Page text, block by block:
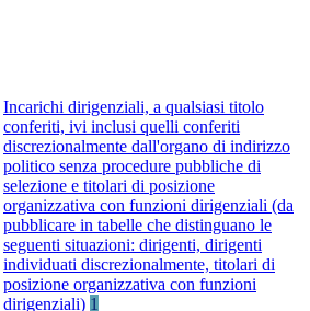
Incarichi dirigenziali, a qualsiasi titolo
conferiti, ivi inclusi quelli conferiti
discrezionalmente dall'organo di indirizzo
politico senza procedure pubbliche di
selezione e titolari di posizione
organizzativa con funzioni dirigenziali (da
pubblicare in tabelle che distinguano le
seguenti situazioni: dirigenti, dirigenti
individuati discrezionalmente, titolari di
posizione organizzativa con funzioni
dirigenziali) 1